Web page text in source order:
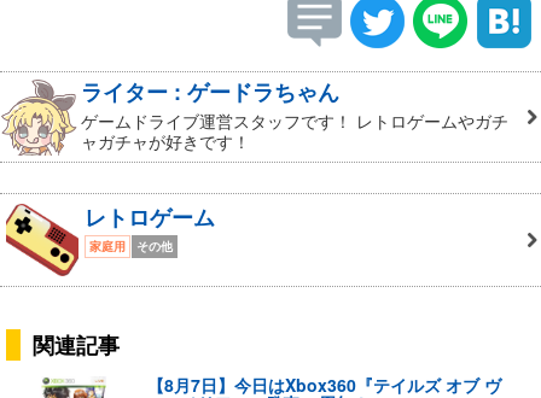
ライター : ゲードラちゃん
ゲームドライブ運営スタッフです！ レトロゲームやガチ
ャガチャが好きです！
レトロゲーム
家庭用 その他
関連記事
【8月7日】今日はXbox360『テイルズ オブ ヴ